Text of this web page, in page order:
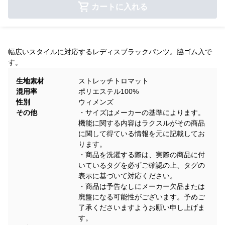
カートに入れる
幅広いスタイルに対応するレディスブラックパンツ。脇ゴム入で
す。
生地素材
ストレッチトロマット
混用率
ポリエステル100%
性別
ウィメンズ
その他
・サイズはメーカーの基準によります。
機能に関する内容はラクスルがその商品
に関して得ている情報を元に記載してお
ります。
・商品を洗濯する際は、実際の商品に付
いているタグを必ずご確認の上、タグの
表示に基づいて対応ください。
・商品は予告なしにメーカー欠品または
廃盤になる可能性がございます。予めご
了承くださいますようお願い申し上げま
す。